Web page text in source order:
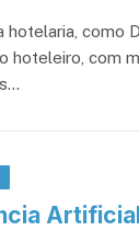
hotelaria, como
hoteleiro, com